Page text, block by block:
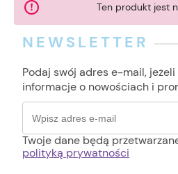
Ten produkt jest
NEWSLETTER
Podaj swój adres e-mail,
informacje o nowościach i
Twoje dane będą
polityką prywatności